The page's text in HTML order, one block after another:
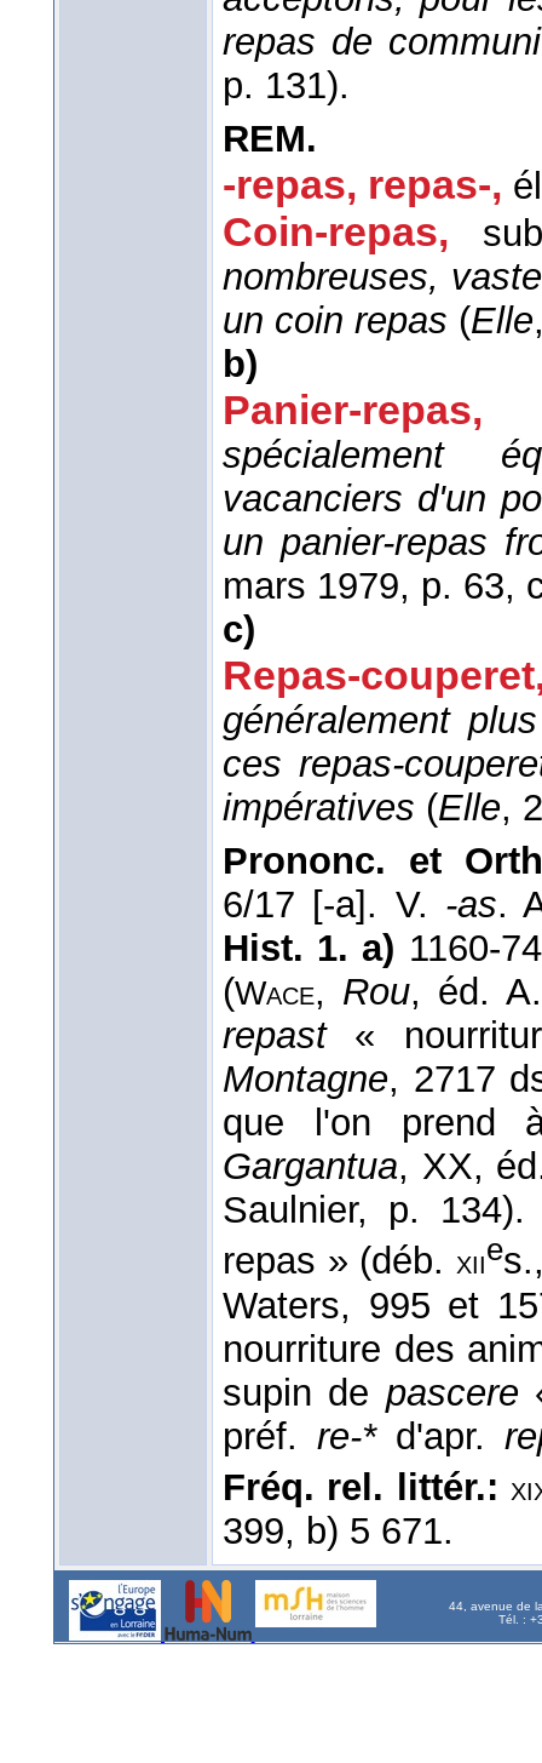
repas de
p. 131).
REM.
-repas, repas-,
Coin-repas,
nombreuses,
un coin repas (Elle
b)
Panier-repas,
spécialement
vacanciers d'un
un panier-repas
mars 1979, p. 63,
c)
Repas-couperet
généralement
ces repas-
impératives (Elle,
Prononc. et
6/17 [-a]. V. -as.
Hist. 1. a) 1160-
(Wace, Rou, éd.
repast«
Montagne, 2717
que l'on prend
Gargantua, XX,
Saulnier, p.
repas » (déb. xiie
Waters, 995 et
nourriture des
supin de pascere
préf. re-*d'apr.
Fréq. rel. littér.:
399, b) 5 671.
44, avenue de
Tél. :